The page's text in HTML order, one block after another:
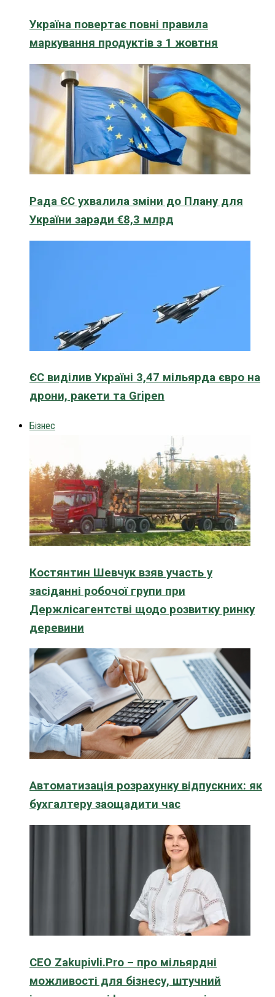
Україна повертає повні правила
маркування продуктів з 1 жовтня
Рада ЄС ухвалила зміни до Плану для
України заради €8,3 млрд
ЄС виділив Україні 3,47 мільярда євро на
дрони, ракети та Gripen
Бізнес
Костянтин Шевчук взяв участь у
засіданні робочої групи при
Держлісагентстві щодо розвитку ринку
деревини
Автоматизація розрахунку відпускних: як
бухгалтеру заощадити час
CEO Zakupivli.Pro – про мільярдні
можливості для бізнесу, штучний